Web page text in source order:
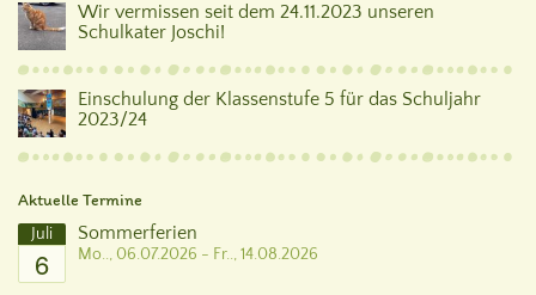
Wir vermissen seit dem 24.11.2023 unseren
Schulkater Joschi!
Einschulung der Klassenstufe 5 für das Schuljahr
2023/24
Aktuelle Termine
Juli
6
Sommerferien
Mo.., 06.07.2026 - Fr.., 14.08.2026